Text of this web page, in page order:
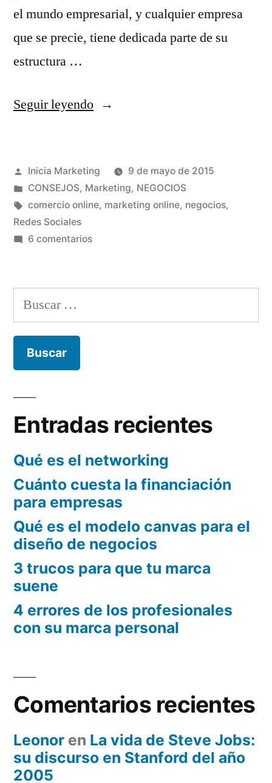
el mundo empresarial, y cualquier empresa
que se precie, tiene dedicada parte de su
estructura …
Seguir leyendo«La
las
redes
negocios»
Publicado
por
Inicia Marketing
9 de mayo de 2015
Publicado
en
CONSEJOS, Marketing, NEGOCIOS
Etiquetas:
comercio online, marketing online, negocios,
Redes Sociales
6 comentariosen
de
redes
Buscar:
Entradas recientes
Qué es el networking
Cuánto cuesta la financiación
para empresas
Qué es el modelo canvas para el
diseño de negocios
3 trucos para que tu marca
suene
4 errores de los profesionales
con su marca personal
Comentarios recientes
Leonor en La vida de Steve Jobs:
su discurso en Stanford del año
2005